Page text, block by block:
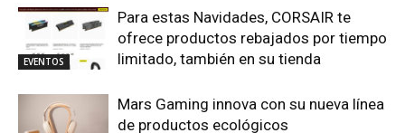
EVENTOS
Para estas Navidades, CORSAIR te
ofrece productos rebajados por tiempo
limitado, también en su tienda
Mars Gaming innova con su nueva línea
de productos ecológicos